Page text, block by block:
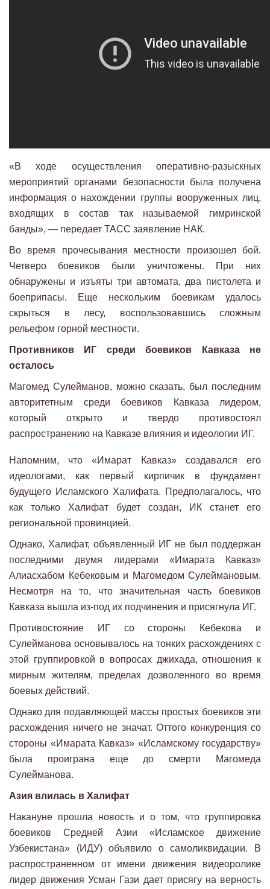
«В ходе осуществления оперативно-разыскных
мероприятий органами безопасности была получена
информация о нахождении группы вооруженных лиц,
входящих в состав так называемой гимринской
банды», — передает ТАСС заявление НАК.
Во время прочесывания местности произошел бой.
Четверо боевиков были уничтожены. При них
обнаружены и изъяты три автомата, два пистолета и
боеприпасы. Еще нескольким боевикам удалось
скрыться в лесу, воспользовавшись сложным
рельефом горной местности.
Противников ИГ среди боевиков Кавказа не
осталось
Магомед Сулейманов, можно сказать, был последним
авторитетным среди боевиков Кавказа лидером,
который открыто и твердо противостоял
распространению на Кавказе влияния и идеологии ИГ.
Напомним, что «Имарат Кавказ» создавался его
идеологами, как первый кирпичик в фундамент
будущего Исламского Халифата. Предполагалось, что
как только Халифат будет создан, ИК станет его
региональной провинцией.
Однако, Халифат, объявленный ИГ не был поддержан
последними двумя лидерами «Имарата Кавказ»
Алиасхабом Кебековым и Магомедом Сулеймановым.
Несмотря на то, что значительная часть боевиков
Кавказа вышла из-под их подчинения и присягнула ИГ.
Противостояние ИГ со стороны Кебекова и
Сулейманова основывалось на тонких расхождениях с
этой группировкой в вопросах джихада, отношения к
мирным жителям, пределах дозволенного во время
боевых действий.
Однако для подавляющей массы простых боевиков эти
расхождения ничего не значат. Оттого конкуренция со
стороны «Имарата Кавказ» «Исламскому государству»
была проиграна еще до смерти Магомеда
Сулейманова.
Азия влилась в Халифат
Накануне прошла новость и о том, что группировка
боевиков Средней Азии «Исламское движение
Узбекистана» (ИДУ) объявило о самоликвидации. В
распространенном от имени движения видеоролике
лидер движения Усман Гази дает присягу на верность